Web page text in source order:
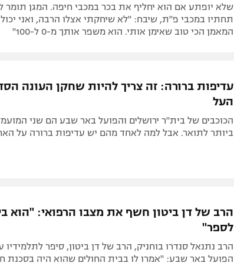
שלא יופתע אם הוא יחליף את בכר במכבי חיפה. המגן תומר
תחתיו במכבי פ"ת, שיבח: "לא שיחקתי אצלו הרבה, ואני
המאמן הכי טוב שאימן אותי. הוא משפר אותך מ-0 ל-100"
עדיפות ברורה: זה צריך להיות שחקן העונה
העל
הכוכבים של בית"ר ירושלים והפועל באר שבע הם שני
ביותר לתואר. אבל למה לאחד מהם יש עדיפות ברורה על
הרב של דן ביטון חשף את מצבו הרפואי: "הוא
לספר"
הרב נתנאל סנדרו בוחניק, הרב של דן ביטון, סיפר
הפועל באר שבע: "אמרו לו בבית החולים שהוא היה בסכנת